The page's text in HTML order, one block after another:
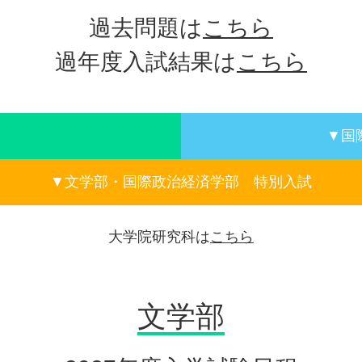
過去問題はこちら
過年度入試結果はこちら
▼国
▼文学部・国際政治経済学部 特別入試
大学院研究科はこちら
文学部